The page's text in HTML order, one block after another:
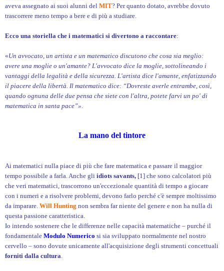
aveva assegnato ai suoi alunni del MIT? Per quanto dotato, avrebbe dovuto
trascorrere meno tempo a bere e di più a studiare.
Ecco una storiella che i matematici si divertono a raccontare:
«Un avvocato, un artista e un matematico discutono che cosa sia meglio:
avere una moglie o un'amante? L'avvocato dice la moglie, sottolineando i
vantaggi della legalità e della sicurezza. L'artista dice l'amante, enfatizzando
il piacere della libertà. Il matematico dice: “Dovreste averle entrambe, così,
quando ognuna delle due pensa che siete con l'altra, potete farvi un po' di
matematica in santa pace”»
La mano del tintore
Ai matematici nulla piace di più che fare matematica e passare il maggior
tempo possibile a farla. Anche gli idiots savants, [1] che sono calcolatori più
che veri matematici, trascorrono un'eccezionale quantità di tempo a giocare
con i numeri e a risolvere problemi, devono farlo perché c'è sempre moltissimo
da imparare. Will Hunting non sembra far niente del genere e non ha nulla di
questa passione caratteristica.
Io intendo sostenere che le differenze nelle capacità matematiche – purché il
fondamentale Modulo Numerico si sia sviluppato normalmente nel nostro
cervello – sono dovute unicamente all'acquisizione degli strumenti concettuali
forniti dalla cultura